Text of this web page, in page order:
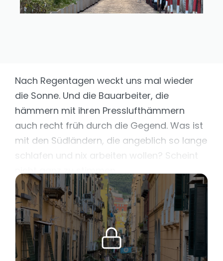
Nach Regentagen weckt uns mal wieder
die Sonne. Und die Bauarbeiter, die
hämmern mit ihren Presslufthämmern
auch recht früh durch die Gegend. Was ist
mit den Südländern, die angeblich so lange
schlafen und nix arbeiten wollen? Scheint
nicht ganz zu stimmen.
Von Cassino aus geht's erstmal zum
Supermarkt, denn wir hatten vor Abfahrt so
viel Stress, dass wir keine Zeit hatten, die
Vorräte aufzufüllen. Und zwei Tage Pasta
sind dann auch genug.